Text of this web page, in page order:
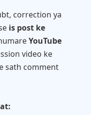
correction ya
is post ke
YouTube
video ke
sath comment